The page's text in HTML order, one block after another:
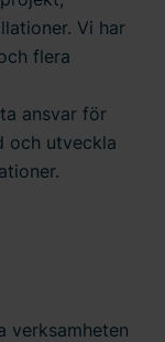
Vi har
flera
ansvar för
och utveckla
verksamheten